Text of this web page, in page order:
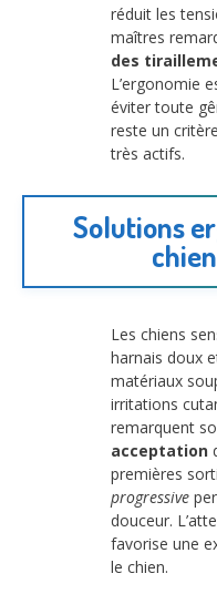
réduit les
maîtres
des
L’ergonomie
éviter toute
reste un
très actifs.
Solutions
Les chiens
harnais doux
matériaux
irritations
remarquent
acceptation
premières
progressive
douceur.
favorise une
le chien.